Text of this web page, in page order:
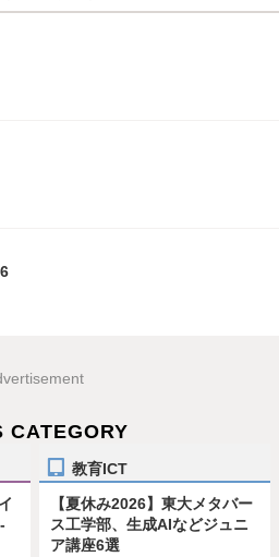
CATEGORY
教育ICT
【夏休み2026】東大メタバー
ス工学部、生成AIなどジュニ
ア講座6選